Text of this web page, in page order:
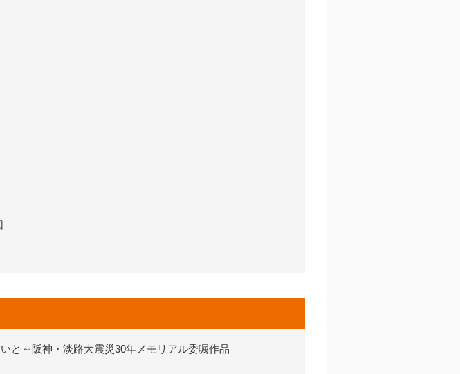
と～阪神・淡路大震災30年メモリアル委嘱作品